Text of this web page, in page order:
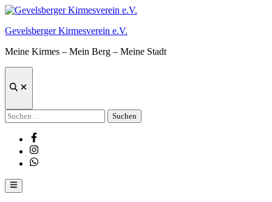
Zum
springen
Gevelsberger Kirmesverein e.V.
Meine Kirmes – Mein Berg – Meine Stadt
Suche
Suchen
nach:
Facebook
Instagram
Whatsapp
Hauptmenü